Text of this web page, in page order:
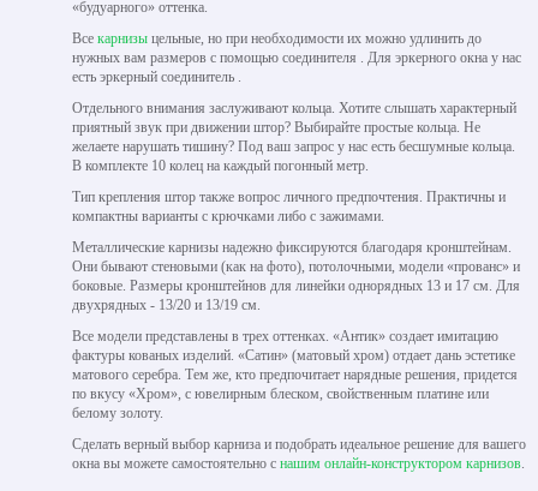
«будуарного» оттенка.
Все карнизы цельные, но при необходимости их можно удлинить до
нужных вам размеров с помощью соединителя . Для эркерного окна у нас
есть эркерный соединитель .
Отдельного внимания заслуживают кольца. Хотите слышать характерный
приятный звук при движении штор? Выбирайте простые кольца. Не
желаете нарушать тишину? Под ваш запрос у нас есть бесшумные кольца.
В комплекте 10 колец на каждый погонный метр.
Тип крепления штор также вопрос личного предпочтения. Практичны и
компактны варианты с крючками либо с зажимами.
Металлические карнизы надежно фиксируются благодаря кронштейнам.
Они бывают стеновыми (как на фото), потолочными, модели «прованс» и
боковые. Размеры кронштейнов для линейки однорядных 13 и 17 см. Для
двухрядных - 13/20 и 13/19 см.
Все модели представлены в трех оттенках. «Антик» создает имитацию
фактуры кованых изделий. «Сатин» (матовый хром) отдает дань эстетике
матового серебра. Тем же, кто предпочитает нарядные решения, придется
по вкусу «Хром», с ювелирным блеском, свойственным платине или
белому золоту.
Сделать верный выбор карниза и подобрать идеальное решение для вашего
окна вы можете самостоятельно с нашим онлайн-конструктором карнизов.